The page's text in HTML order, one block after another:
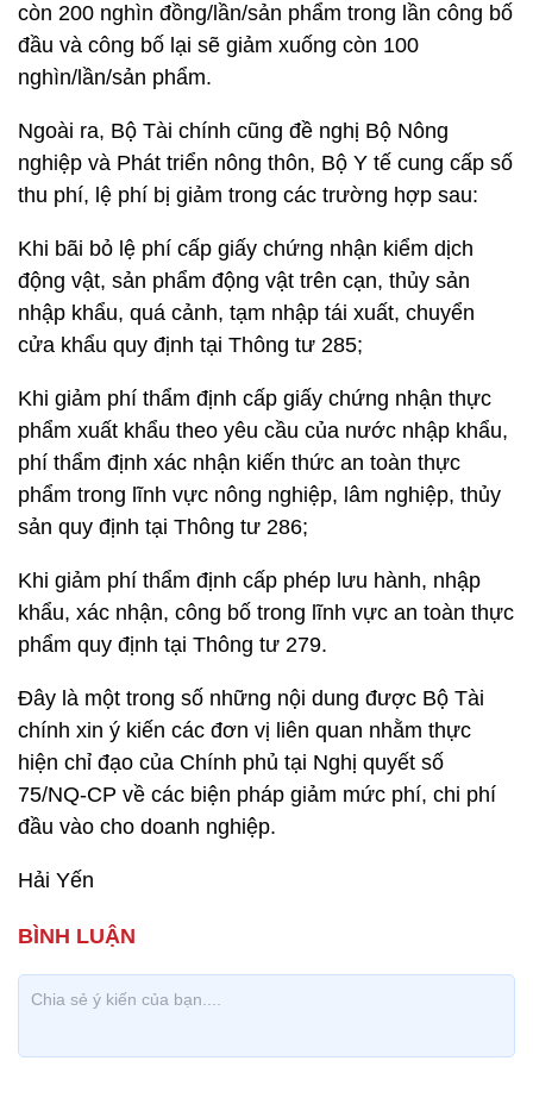
còn 200 nghìn đồng/lần/sản phẩm trong lần công bố
đầu và công bố lại sẽ giảm xuống còn 100
nghìn/lần/sản phẩm.
Ngoài ra, Bộ Tài chính cũng đề nghị Bộ Nông
nghiệp và Phát triển nông thôn, Bộ Y tế cung cấp số
thu phí, lệ phí bị giảm trong các trường hợp sau:
Khi bãi bỏ lệ phí cấp giấy chứng nhận kiểm dịch
động vật, sản phẩm động vật trên cạn, thủy sản
nhập khẩu, quá cảnh, tạm nhập tái xuất, chuyển
cửa khẩu quy định tại Thông tư 285;
Khi giảm phí thẩm định cấp giấy chứng nhận thực
phẩm xuất khẩu theo yêu cầu của nước nhập khẩu,
phí thẩm định xác nhận kiến thức an toàn thực
phẩm trong lĩnh vực nông nghiệp, lâm nghiệp, thủy
sản quy định tại Thông tư 286;
Khi giảm phí thẩm định cấp phép lưu hành, nhập
khẩu, xác nhận, công bố trong lĩnh vực an toàn thực
phẩm quy định tại Thông tư 279.
Đây là một trong số những nội dung được Bộ Tài
chính xin ý kiến các đơn vị liên quan nhằm thực
hiện chỉ đạo của Chính phủ tại Nghị quyết số
75/NQ-CP về các biện pháp giảm mức phí, chi phí
đầu vào cho doanh nghiệp.
Hải Yến